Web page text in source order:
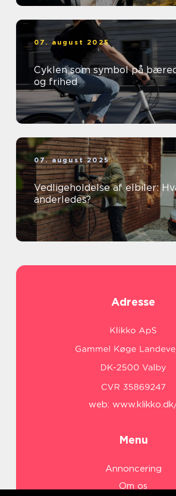
07. august 2025
Cyklen som symbol på
og frihed
07. august 2025
Vedligeholdelse af elbiler:
anderledes?
Adresse
web:
Menu
Annoncering
Om os